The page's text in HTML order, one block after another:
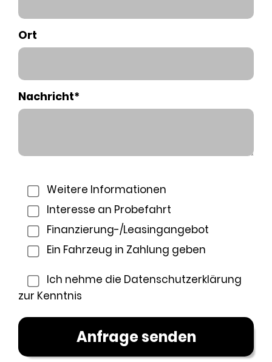
Ort
Nachricht*
Weitere Informationen
Interesse an Probefahrt
Finanzierung-/Leasingangebot
Ein Fahrzeug in Zahlung geben
Ich nehme die Datenschutzerklärung
zur Kenntnis